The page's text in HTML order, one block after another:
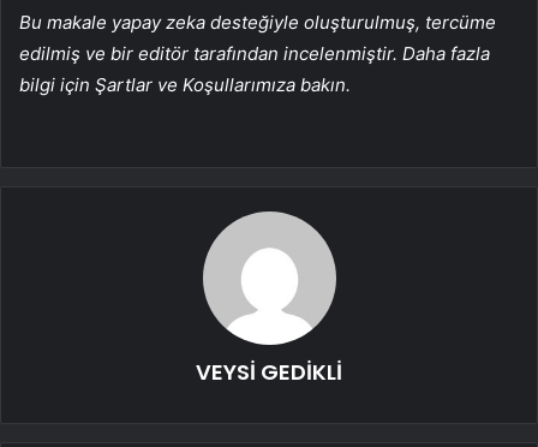
Bu makale yapay zeka desteğiyle oluşturulmuş, tercüme
edilmiş ve bir editör tarafından incelenmiştir. Daha fazla
bilgi için Şartlar ve Koşullarımıza bakın.
VEYSİ GEDİKLİ